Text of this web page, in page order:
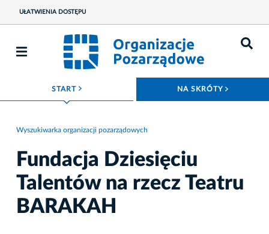
UŁATWIENIA DOSTĘPU
START ROZWIŃ MENU NA SKRÓTY
Wyszukiwarka organizacji pozarządowych
Fundacja Dziesięciu
Talentów na rzecz Teatru
BARAKAH